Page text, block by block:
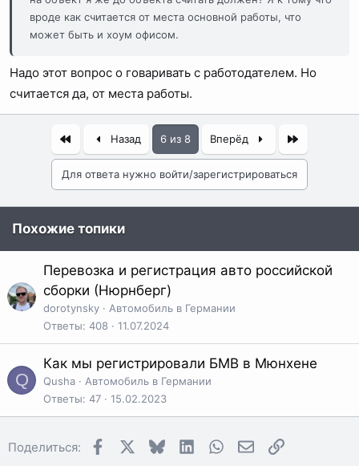
вроде как считается от места основной работы, что
может быть и хоум офисом.
Надо этот вопрос о говаривать с работодателем. Но
считается да, от места работы.
ПервыйНазад 6 из 8 Вперёд
Для ответа нужно войти/зарегистрироваться
Похожие топики
Перевозка и регистрация авто российской
сборки (Нюрнберг)
dorotynsky
Автомобиль в Германии
Ответы 408 11.07.2024
Q
Как мы регистрировали БМВ в Мюнхене
Qusha
Автомобиль в Германии
Ответы 47 15.02.2023
Поделиться: Facebook BlueskyLinkedInWhatsAppЭлектронная
Ссылка